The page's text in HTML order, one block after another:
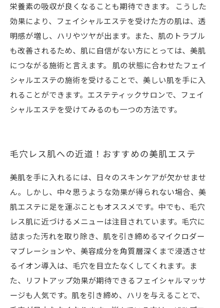
栄養素の吸収が良くなることも期待できます。 こうした
効果により、フェイシャルエステを受けた方の肌は、透
明感が増し、ハリやツヤが出ます。また、肌のトラブル
も改善されるため、肌に自信がない方にとっては、美肌
につながる施術と言えます。 肌の状態に合わせたフェイ
シャルエステの施術を受けることで、美しい肌を手に入
れることができます。エステティックサロンで、フェイ
シャルエステを受けてみるのも一つの方法です。
毛穴レス肌への近道！おすすめの美肌エステ
美肌を手に入れるには、日々のスキンケアが欠かせませ
ん。しかし、中々思うような効果が得られない場合、美
肌エステに足を運ぶこともオススメです。中でも、毛穴
レス肌に近づけるメニューは注目されています。毛穴に
詰まった汚れを取り除き、肌を引き締めるマイクロダー
マブレーションや、美容成分を角質層深くまで浸透させ
るイオン導入は、毛穴を目立たなくしてくれます。ま
た、リフトアップ効果が期待できるフェイシャルマッサ
ージも人気です。肌を引き締め、ハリを与えることで、